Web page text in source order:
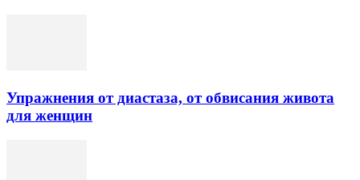
Упражнения от диастаза, от обвисания живота
для женщин